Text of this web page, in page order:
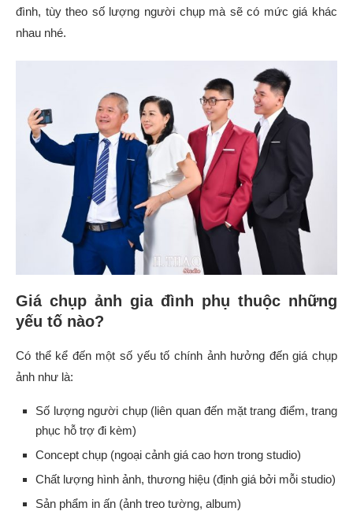
đình, tùy theo số lượng người chụp mà sẽ có mức giá khác
nhau nhé.
Giá chụp ảnh gia đình phụ thuộc những
yếu tố nào?
Có thể kể đến một số yếu tố chính ảnh hưởng đến giá chụp
ảnh như là:
Số lượng người chụp (liên quan đến mặt trang điểm, trang
phục hỗ trợ đi kèm)
Concept chụp (ngoại cảnh giá cao hơn trong studio)
Chất lượng hình ảnh, thương hiệu (định giá bởi mỗi studio)
Sản phẩm in ấn (ảnh treo tường, album)